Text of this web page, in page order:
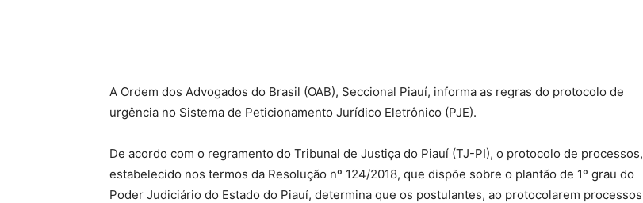
A Ordem dos Advogados do Brasil (OAB), Seccional Piauí, informa as regras do protocolo de
urgência no Sistema de Peticionamento Jurídico Eletrônico (PJE).
De acordo com o regramento do Tribunal de Justiça do Piauí (TJ-PI), o protocolo de processos,
estabelecido nos termos da Resolução nº 124/2018, que dispõe sobre o plantão de 1º grau do
Poder Judiciário do Estado do Piauí, determina que os postulantes, ao protocolarem processos